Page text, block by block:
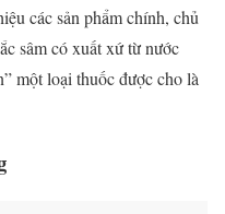
các sản phẩm chính, chủ
sâm có xuất xứ từ nước
một loại thuốc được cho là